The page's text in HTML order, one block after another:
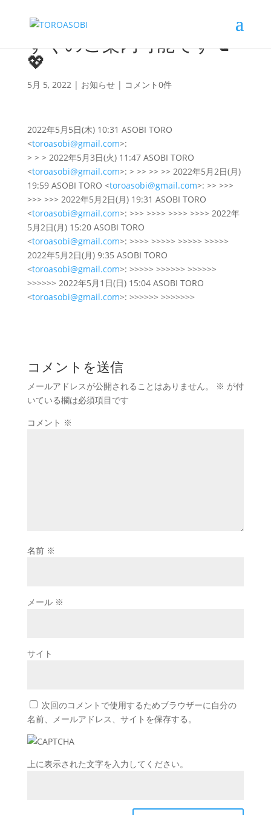
すぐのご案内可能です📞
💖
5月 5, 2022| お知らせ| コメント0件
2022年5月5日(木) 10:31 ASOBI TORO
<toroasobi@gmail.com>:
> > > 2022年5月3日(火) 11:47 ASOBI TORO
<toroasobi@gmail.com>: > >> >> >> 2022年5月2日(月)
19:59 ASOBI TORO <toroasobi@gmail.com>: >> >>>
>>> >>> 2022年5月2日(月) 19:31 ASOBI TORO
<toroasobi@gmail.com>: >>> >>>> >>>> >>>> 2022年
5月2日(月) 15:20 ASOBI TORO
<toroasobi@gmail.com>: >>>> >>>>> >>>>> >>>>>
2022年5月2日(月) 9:35 ASOBI TORO
<toroasobi@gmail.com>: >>>>> >>>>>> >>>>>>
>>>>>> 2022年5月1日(日) 15:04 ASOBI TORO
<toroasobi@gmail.com>: >>>>>> >>>>>>>
コメントを送信
メールアドレスが公開されることはありません。 ※ が付
いている欄は必須項目です
コメント ※
名前 ※
メール ※
サイト
次回のコメントで使用するためブラウザーに自分の
名前、メールアドレス、サイトを保存する。
上に表示された文字を入力してください。